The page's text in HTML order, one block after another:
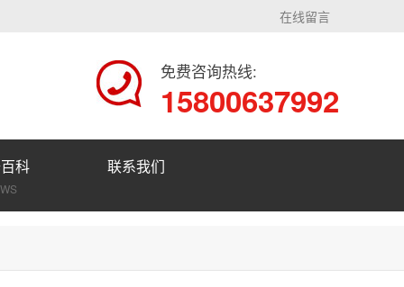
在线留言
免费咨询热线:
15800637992
科 联系我们